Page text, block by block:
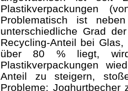
Plastikverpackungen
Problematisch ist
unterschiedliche Grad
Recycling-Anteil bei
über 80 % liegt,
Plastikverpackungen
Anteil zu steigern,
Probleme: Joghurtbecher